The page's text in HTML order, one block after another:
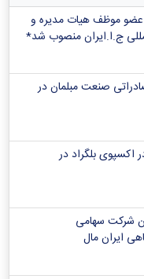
موظف هیات مدیره و
ج.ا.ایران منصوب شد*
صنعت مبلمان در
اکسپوی بلگراد در
شرکت سهامی
ایران‌ مال